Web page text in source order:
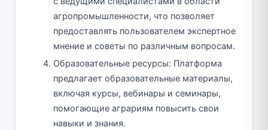
агропромышленности, что позволяет
предоставлять пользователем экспертное
мнение и советы по различным вопросам.
Образовательные ресурсы: Платформа
предлагает образовательные материалы,
включая курсы, вебинары и семинары,
помогающие аграриям повысить свои
навыки и знания.